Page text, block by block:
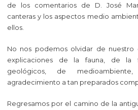
de los comentarios de D. José
canteras y los aspectos medio
ellos.
No nos podemos olvidar de nuestro
explicaciones de la fauna, de la
geológicos, de
agradecimiento a tan preparados
Regresamos por el camino de la